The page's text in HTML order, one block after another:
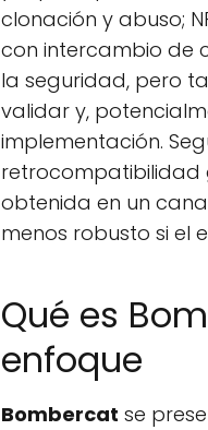
clonación y abuso;
con intercambio de
la seguridad, pero
validar y,
implementación.
retrocompatibilidad
obtenida en un
menos robusto si el
Qué es
enfoque
Bombercat se